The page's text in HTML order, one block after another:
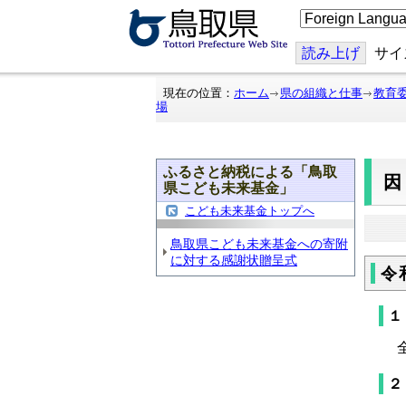
こ
の
ジ
を
翻
読み上げ サイ
現在の位置： ホーム 県の組織と仕事 教育
場
ふるさと納税による「鳥取
県こども未来基金」
こども未来基金トップへ
鳥取県こども未来基金への寄附
に対する感謝状贈呈式
令